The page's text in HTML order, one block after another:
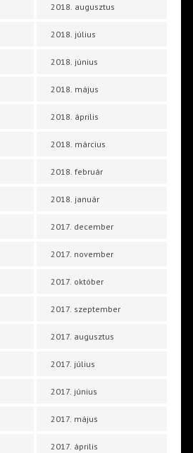
2018. augusztus
2018. július
2018. június
2018. május
2018. április
2018. március
2018. február
2018. január
2017. december
2017. november
2017. október
2017. szeptember
2017. augusztus
2017. július
2017. június
2017. május
2017. április